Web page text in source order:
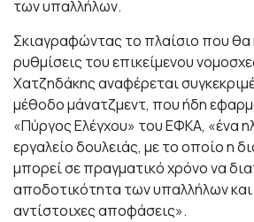
των υπαλλήλων.
Σκιαγραφώντας το πλαίσιο που θα
ρυθμίσεις του επικείμενου
Χατζηδάκης αναφέρεται
μέθοδο μάνατζμεντ, που ήδη
«Πύργος Ελέγχου» του ΕΦΚΑ, «ένα
εργαλείο δουλειάς, με το οποίο η
μπορεί σε πραγματικό χρόνο να
αποδοτικότητα των υπαλλήλων και
αντίστοιχες αποφάσεις».